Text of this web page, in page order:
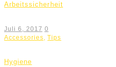
Arbeitssicherheit
Juli 6, 2017 0
Accessories ,Tips
Hygiene